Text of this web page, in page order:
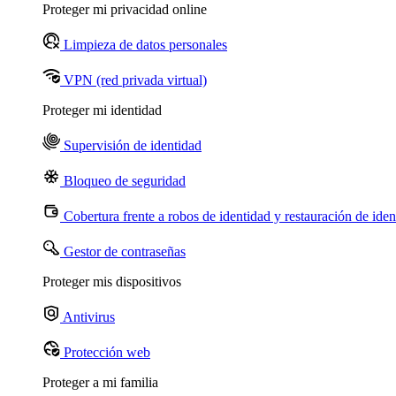
Proteger mi privacidad online
Limpieza de datos personales
VPN (red privada virtual)
Proteger mi identidad
Supervisión de identidad
Bloqueo de seguridad
Cobertura frente a robos de identidad y restauración de
Gestor de contraseñas
Proteger mis dispositivos
Antivirus
Protección web
Proteger a mi familia